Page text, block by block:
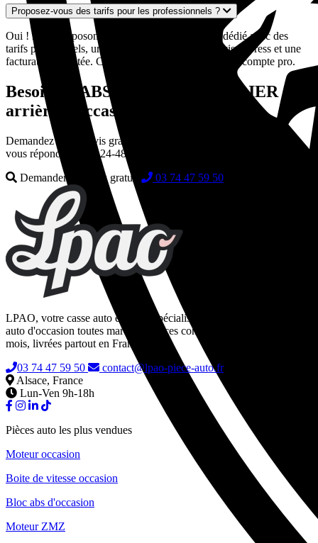
Proposez-vous des tarifs pour les professionnels ?
Oui ! Nous disposons d'un espace professionnel dédié avec des
tarifs préférentiels, un interlocuteur dédié, des devis express et une
facturation adaptée. Contactez-nous pour créer votre compte pro.
Besoin de ABSORBEUR BOUCLIER
arrière d'occasion ?
Demandez votre devis gratuit en quelques secondes. Nos experts
vous répondent sous 24-48h.
Demander un devis gratuit
03 74 47 59 50
LPAO, votre casse auto en ligne spécialisée dans la vente de pièces
auto d'occasion toutes marques. Pièces contrôlées, garanties 24
mois, livrées partout en France.
03 74 47 59 50
contact@lpao-piece-auto.fr
Alsace, France
Lun-Ven 9h-18h
Pièces auto les plus vendues
Moteur occasion
Boite de vitesse occasion
Bloc abs d'occasion
Moteur ZMZ